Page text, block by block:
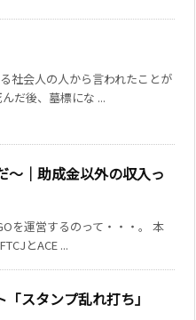
社会人の人から言われたことが
だ後、墓標にな ...
～｜助成金以外の収入っ
を運営するのって・・・。 本
とACE ...
スタンプ乱れ打ち」